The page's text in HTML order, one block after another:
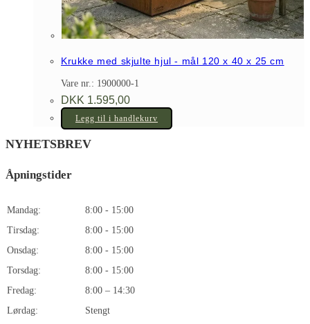
Krukke med skjulte hjul - mål 120 x 40 x 25 cm
Vare nr.: 1900000-1
DKK 1.595,00
Legg til i handlekurv
NYHETSBREV
Åpningstider
Mandag:
8:00 - 15:00
Tirsdag:
8:00 - 15:00
Onsdag:
8:00 - 15:00
Torsdag:
8:00 - 15:00
Fredag:
8:00 – 14:30
Lørdag:
Stengt